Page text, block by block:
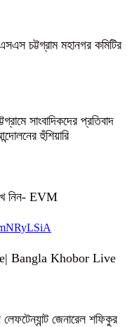
চট্টগ্রাম মহানগর কমিটির
সাংবাদিকদের প্রতিবাদ
হুঁশিয়ারি
নিন- EVM
Bangla Khobor Live
লেফটেন্যান্ট জেনারেল শফিকুর